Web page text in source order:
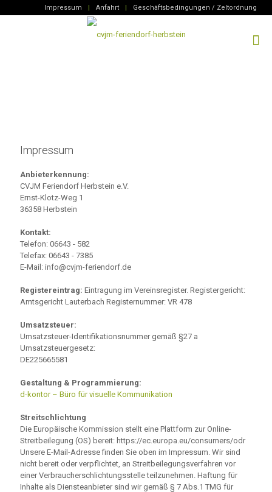
Impressum | Anfahrt | Geschäftsbedingungen / Zeltordnung
Impressum
Anbieterkennung:
CVJM Feriendorf Herbstein e.V.
Ernst-Klotz-Weg 1
36358 Herbstein
Kontakt:
Telefon: 06643 - 582
Telefax: 06643 - 7385
E-Mail: info@cvjm-feriendorf.de
Registereintrag: Eintragung im Vereinsregister. Registergericht:
Amtsgericht Lauterbach Registernummer: VR 478
Umsatzsteuer:
Umsatzsteuer-Identifikationsnummer gemäß §27 a
Umsatzsteuergesetz:
DE225665581
Gestaltung & Programmierung:
d-kontor – Büro für visuelle Kommunikation
Streitschlichtung
Die Europäische Kommission stellt eine Plattform zur Online-
Streitbeilegung (OS) bereit: https://ec.europa.eu/consumers/odr
Unsere E-Mail-Adresse finden Sie oben im Impressum. Wir sind
nicht bereit oder verpflichtet, an Streitbeilegungsverfahren vor
einer Verbraucherschlichtungsstelle teilzunehmen. Haftung für
Inhalte als Diensteanbieter sind wir gemäß § 7 Abs.1 TMG für